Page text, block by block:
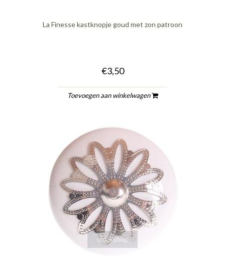
La Finesse kastknopje goud met zon patroon
€3,50
Toevoegen aan winkelwagen
quickshop